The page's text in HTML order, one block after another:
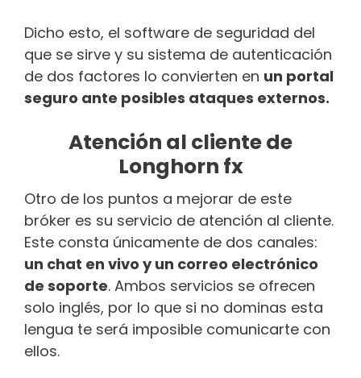
Dicho esto, el software de seguridad del
que se sirve y su sistema de autenticación
de dos factores lo convierten en un portal
seguro ante posibles ataques externos.
Atención al cliente de
Longhorn fx
Otro de los puntos a mejorar de este
bróker es su servicio de atención al cliente.
Este consta únicamente de dos canales:
un chat en vivo y un correo electrónico
de soporte. Ambos servicios se ofrecen
solo inglés, por lo que si no dominas esta
lengua te será imposible comunicarte con
ellos.